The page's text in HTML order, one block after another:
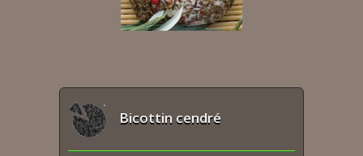
Bicottin cendré